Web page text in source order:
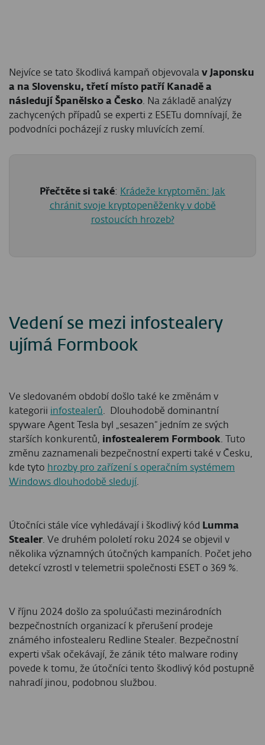
Nejvíce se tato škodlivá kampaň objevovala v Japonsku
a na Slovensku, třetí místo patří Kanadě a
následují Španělsko a Česko . Na základě analýzy
zachycených případů se experti z ESETu domnívají, že
podvodníci pocházejí z rusky mluvících zemí.
Přečtěte si také: Krádeže kryptoměn: Jak
chránit svoje kryptopeněženky v době
rostoucích hrozeb?
Vedení se mezi infostealery
ujímá Formbook
Ve sledovaném období došlo také ke změnám v
kategorii infostealerů. Dlouhodobě dominantní
spyware Agent Tesla byl „sesazen“ jedním ze svých
starších konkurentů, infostealerem Formbook. Tuto
změnu zaznamenali bezpečnostní experti také v Česku,
kde tyto hrozby pro zařízení s operačním systémem
Windows dlouhodobě sledují.
Útočníci stále více vyhledávají i škodlivý kód Lumma
Stealer. Ve druhém pololetí roku 2024 se objevil v
několika významných útočných kampaních. Počet jeho
detekcí vzrostl v telemetrii společnosti ESET o 369 %.
V říjnu 2024 došlo za spoluúčasti mezinárodních
bezpečnostních organizací k přerušení prodeje
známého infostealeru Redline Stealer. Bezpečnostní
experti však očekávají, že zánik této malware rodiny
povede k tomu, že útočníci tento škodlivý kód postupně
nahradí jinou, podobnou službou.